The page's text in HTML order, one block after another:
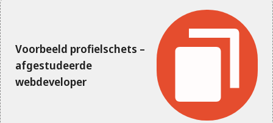
Voorbeeld profielschets –
afgestudeerde
webdeveloper